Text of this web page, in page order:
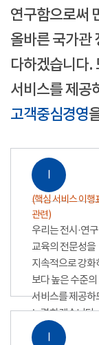
연구함으로써
올바른 국가관
다하겠습니다.
서비스를 제공
고객중심경영
Ⅰ
(핵심 서비스 이행
관련)
우리는 전시·연구
교육의 전문성을
지속적으로 강화
보다 높은 수준의
서비스를 제공하
노력하겠습니다.
Ⅰ